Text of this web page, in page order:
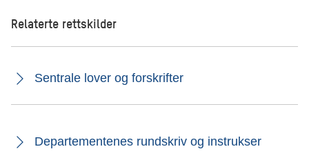
Relaterte rettskilder
Sentrale lover og forskrifter
Departementenes rundskriv og instrukser